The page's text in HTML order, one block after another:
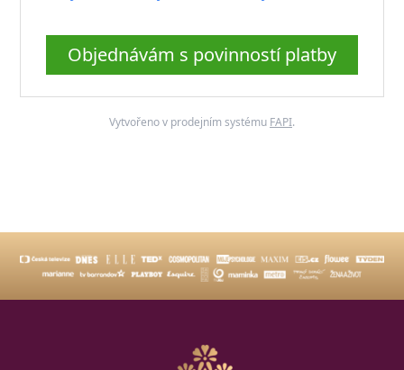
Objednávám s povinností platby
Vytvořeno v prodejním systému FAPI.